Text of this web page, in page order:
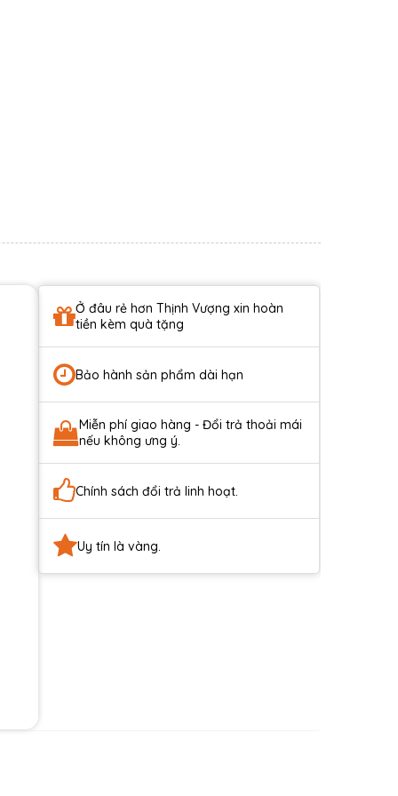
Ở đâu rẻ hơn Thịnh Vượng xin hoàn
tiền kèm quà tặng
Bảo hành sản phẩm dài hạn
Miễn phí giao hàng - Đổi trả thoải mái
nếu không ưng ý.
Chính sách đổi trả linh hoạt.
Uy tín là vàng.